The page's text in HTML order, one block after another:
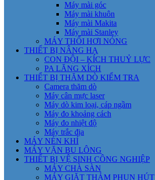
Máy mài góc
Máy mài khuôn
Máy mài Makita
Máy mài Stanley
MÁY THỔI HƠI NÓNG
THIẾT BỊ NÂNG HẠ
CON ĐỘI – KÍCH THUỶ LỰC
PA LĂNG XÍCH
THIẾT BỊ THĂM DÒ KIỂM TRA
Camera thăm dò
Máy cân mực laser
Máy dò kim loại, cáp ngầm
Máy đo khoảng cách
Máy đo nhiệt độ
Máy trắc địa
MÁY NÉN KHÍ
MÁY VẶN BU LÔNG
THIẾT BỊ VỆ SINH CÔNG NGHIỆP
MÁY CHÀ SÀN
MÁY GIẶT THẢM PHUN HÚT